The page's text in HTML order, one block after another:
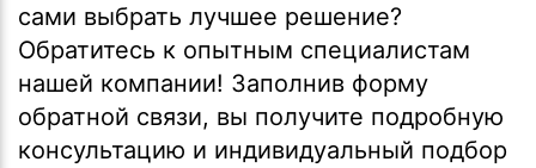
сами выбрать лучшее решение?
Обратитесь к опытным специалистам
нашей компании! Заполнив форму
обратной связи, вы получите подробную
консультацию и индивидуальный подбор